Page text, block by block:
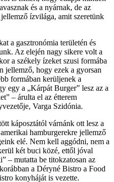
és a nyárnak, de az
ízvilága, amit szeretünk
a gasztronómia területén és
Az elején nagy sikere volt a
a székely ízeket szusi formába
jellemző, hogy ezek a gyorsan
formában kerüljenek a
egy a „Kárpát Burger” lesz az a
– árulta el az étterem
Varga Szidónia.
káposztától várnánk ott lesz a
hamburgerekre jellemző
elé. Nem kell aggódni, nem a
két buci közé, ettől jóval
– mutatta be titokzatosan az
a Déryné Bistro a Food
konyháját is vezette.